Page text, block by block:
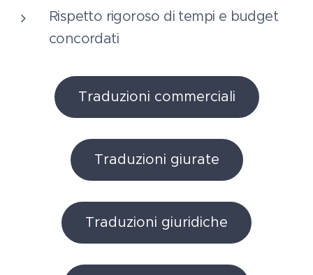
Rispetto rigoroso di tempi e budget
concordati
Traduzioni commerciali
Traduzioni giurate
Traduzioni giuridiche